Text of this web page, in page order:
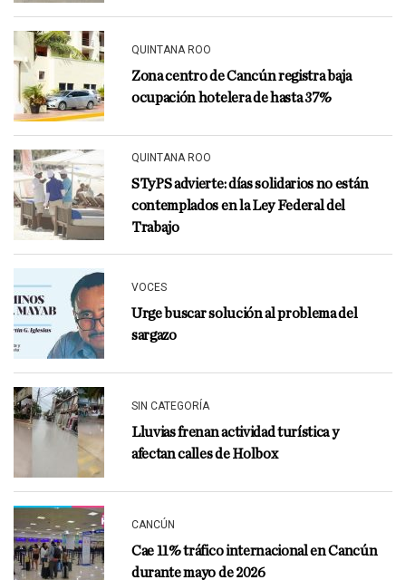
QUINTANA ROO
Zona centro de Cancún registra baja
ocupación hotelera de hasta 37%
QUINTANA ROO
STyPS advierte: días solidarios no están
contemplados en la Ley Federal del
Trabajo
VOCES
Urge buscar solución al problema del
sargazo
SIN CATEGORÍA
Lluvias frenan actividad turística y
afectan calles de Holbox
CANCÚN
Cae 11% tráfico internacional en Cancún
durante mayo de 2026